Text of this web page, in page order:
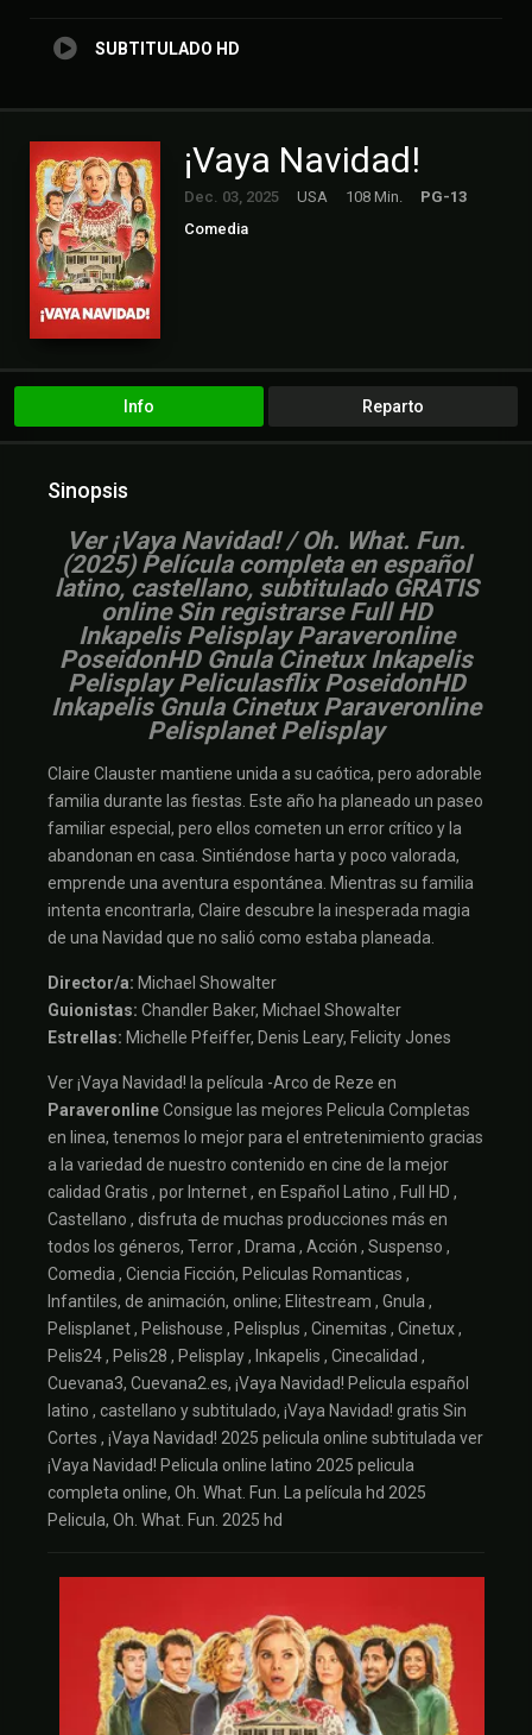
SUBTITULADO HD
¡Vaya Navidad!
Dec. 03, 2025 USA 108 Min.
PG-13
Comedia
Info Reparto
Sinopsis
Ver ¡Vaya Navidad! / Oh. What. Fun.
(2025) Película completa en español
latino, castellano, subtitulado GRATIS
online Sin registrarse Full HD
Inkapelis Pelisplay Paraveronline
PoseidonHD Gnula Cinetux Inkapelis
Pelisplay Peliculasflix PoseidonHD
Inkapelis Gnula Cinetux Paraveronline
Pelisplanet Pelisplay
Claire Clauster mantiene unida a su caótica, pero adorable
familia durante las fiestas. Este año ha planeado un paseo
familiar especial, pero ellos cometen un error crítico y la
abandonan en casa. Sintiéndose harta y poco valorada,
emprende una aventura espontánea. Mientras su familia
intenta encontrarla, Claire descubre la inesperada magia
de una Navidad que no salió como estaba planeada.
Director/a: Michael Showalter
Guionistas: Chandler Baker, Michael Showalter
Estrellas: Michelle Pfeiffer, Denis Leary, Felicity Jones
Ver ¡Vaya Navidad! la película -Arco de Reze en
ParaveronlineConsigue las mejores Pelicula Completas
en linea, tenemos lo mejor para el entretenimiento gracias
a la variedad de nuestro contenido en cine de la mejor
calidad Gratis , por Internet , en Español Latino , Full HD ,
Castellano , disfruta de muchas producciones más en
todos los géneros, Terror , Drama , Acción , Suspenso ,
Comedia , Ciencia Ficción, Peliculas Romanticas ,
Infantiles, de animación, online; Elitestream , Gnula ,
Pelisplanet , Pelishouse , Pelisplus , Cinemitas , Cinetux ,
Pelis24 , Pelis28 , Pelisplay , Inkapelis , Cinecalidad ,
Cuevana3, Cuevana2.es, ¡Vaya Navidad! Pelicula español
latino , castellano y subtitulado, ¡Vaya Navidad! gratis Sin
Cortes , ¡Vaya Navidad! 2025 pelicula online subtitulada ver
¡Vaya Navidad! Pelicula online latino 2025 pelicula
completa online, Oh. What. Fun. La película hd 2025
Pelicula, Oh. What. Fun. 2025 hd